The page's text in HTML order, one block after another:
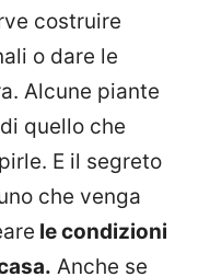
costruire
o dare le
Alcune piante
quello che
E il segreto
che venga
le condizioni
Anche se